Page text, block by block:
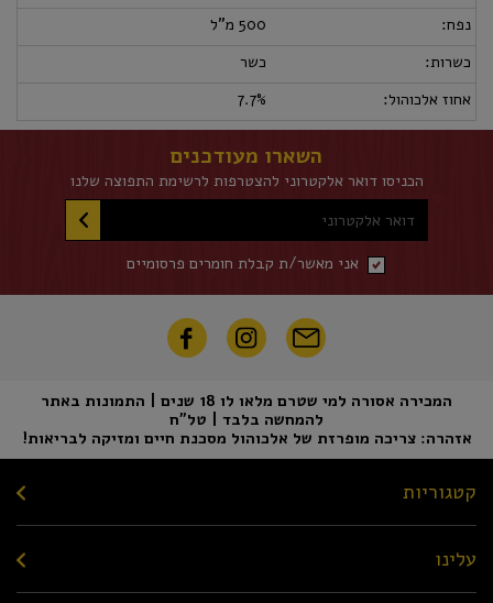
נפח:
500 מ"ל
כשרות:
כשר
אחוז אלכוהול:
7.7%
השארו מעודכנים
הכניסו דואר אלקטרוני להצטרפות לרשימת התפוצה שלנו
דואר אלקטרוני
אני מאשר/ת קבלת חומרים פרסומיים
המכירה אסורה למי שטרם מלאו לו 18 שנים | התמונות באתר
להמחשה בלבד | טל"ח
אזהרה: צריכה מופרזת של אלכוהול מסכנת חיים ומזיקה לבריאות!
קטגוריות
עלינו